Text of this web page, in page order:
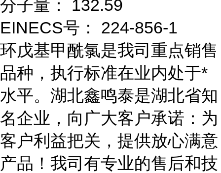
分子量： 132.59
EINECS号： 224-856-1
环戊基甲酰氯是我司重点销售
品种，执行标准在业内处于*
水平。湖北鑫鸣泰是湖北省知
名企业，向广大客户承诺：为
客户利益把关，提供放心满意
产品！我司有专业的售后和技